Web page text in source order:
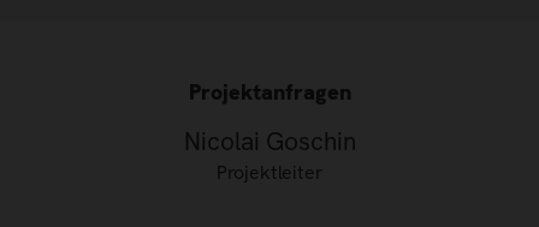
Projektanfragen
Nicolai Goschin
Projektleiter